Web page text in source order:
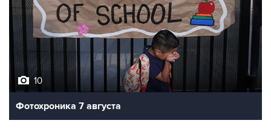
10
Фотохроника 7 августа